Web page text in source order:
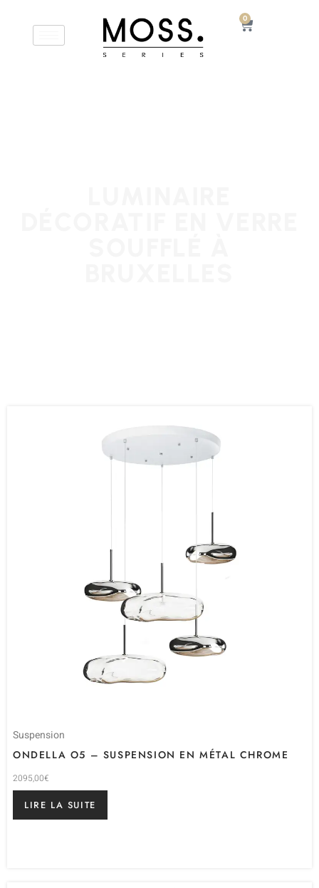
0
Suspension
ONDELLA O5 – SUSPENSION EN MÉTAL CHROME
2095,00€
LIRE LA SUITE